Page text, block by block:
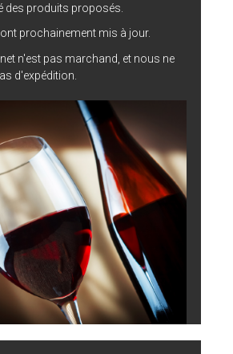
des produits proposés.
prochainement mis à jour.
n'est pas marchand, et nous ne
d'expédition.